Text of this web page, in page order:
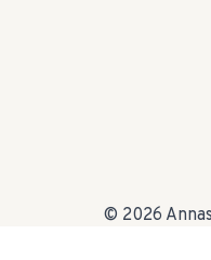
© 2026